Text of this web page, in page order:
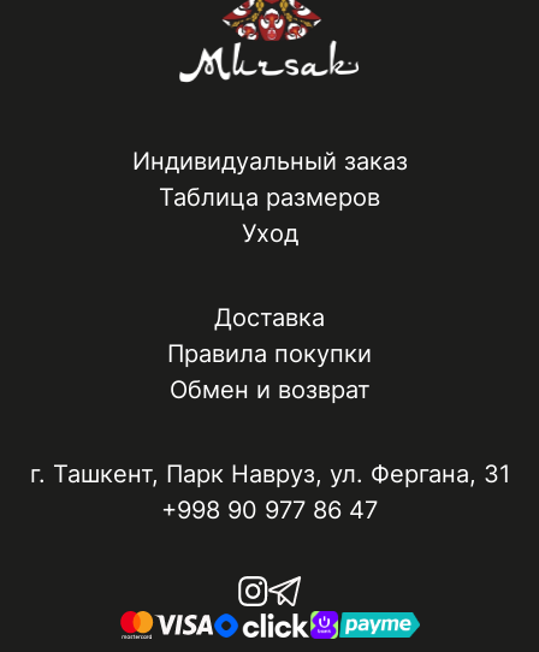
Индивидуальный заказ
Таблица размеров
Уход
Доставка
Правила покупки
Обмен и возврат
г. Ташкент, ​Парк Навруз​, ул. Фергана, 31
+998 90 977 86 47